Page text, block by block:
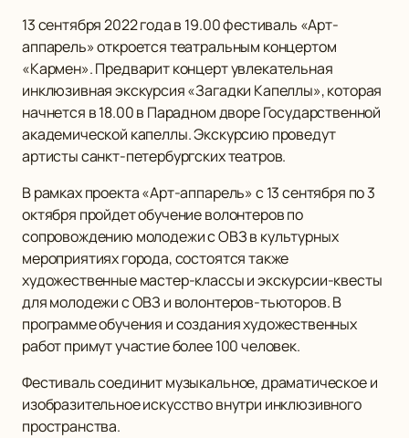
13 сентября 2022 года в 19.00 фестиваль «Арт-
аппарель» откроется театральным концертом
«Кармен». Предварит концерт увлекательная
инклюзивная экскурсия «Загадки Капеллы», которая
начнется в 18.00 в Парадном дворе Государственной
академической капеллы. Экскурсию проведут
артисты санкт-петербургских театров.
В рамках проекта «Арт-аппарель» с 13 сентября по 3
октября пройдет обучение волонтеров по
сопровождению молодежи с ОВЗ в культурных
мероприятиях города, состоятся также
художественные мастер-классы и экскурсии-квесты
для молодежи с ОВЗ и волонтеров-тьюторов. В
программе обучения и создания художественных
работ примут участие более 100 человек.
Фестиваль соединит музыкальное, драматическое и
изобразительное искусство внутри инклюзивного
пространства.